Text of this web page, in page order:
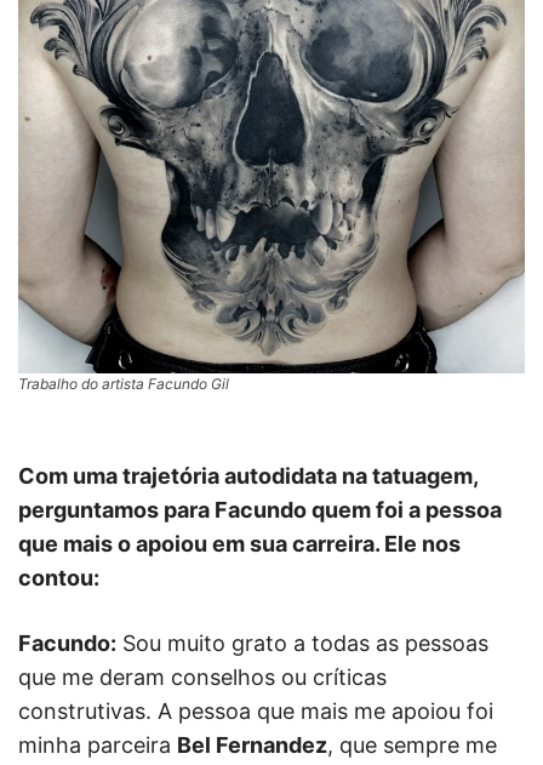
Trabalho do artista Facundo Gil
Com uma trajetória autodidata na tatuagem,
perguntamos para Facundo quem foi a pessoa
que mais o apoiou em sua carreira. Ele nos
contou:
Facundo: Sou muito grato a todas as pessoas
que me deram conselhos ou críticas
construtivas. A pessoa que mais me apoiou foi
minha parceira Bel Fernandez, que sempre me